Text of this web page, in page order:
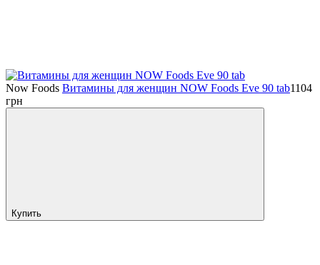
Now Foods Витамины для женщин NOW Foods Eve 90 tab1104
грн
Купить